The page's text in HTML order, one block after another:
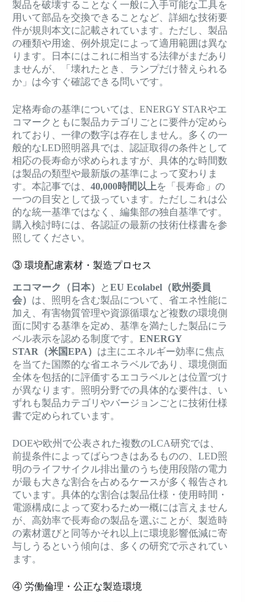
製品を破壊することなく一般に入手可能な工具を
用いて部品を交換できることなど、詳細な技術要
件が規則本文に記載されています。ただし、製品
の種類や用途、例外規定によって適用範囲は異な
ります。日本にはこれに相当する法律がまだあり
ませんが、「壊れたとき、ランプだけ替えられる
か」は今すぐ確認できる問いです。
定格寿命の基準については、ENERGY STARやエ
コマークともに製品カテゴリごとに要件が定めら
れており、一律の数字は存在しません。多くの一
般的なLED照明器具では、認証取得の条件として
相応の長寿命が求められますが、具体的な時間数
は製品の類型や最新版の基準によって変わりま
す。本記事では、 40,000時間以上を「長寿命」の
一つの目安として扱っています。ただしこれは公
的な統一基準ではなく、編集部の独自基準です。
購入検討時には、各認証の最新の技術仕様書を参
照してください。
③ 環境配慮素材・製造プロセス
エコマーク（日本） とEU Ecolabel（欧州委員
会） は、照明を含む製品について、省エネ性能に
加え、有害物質管理や資源循環など複数の環境側
面に関する基準を定め、基準を満たした製品にラ
ベル表示を認める制度です。 ENERGY
STAR（米国EPA） は主にエネルギー効率に焦点
を当てた国際的な省エネラベルであり、環境側面
全体を包括的に評価するエコラベルとは位置づけ
が異なります。照明分野での具体的な要件は、い
ずれも製品カテゴリやバージョンごとに技術仕様
書で定められています。
DOEや欧州で公表された複数のLCA研究では、
前提条件によってばらつきはあるものの、LED照
明のライフサイクル排出量のうち使用段階の電力
が最も大きな割合を占めるケースが多く報告され
ています。具体的な割合は製品仕様・使用時間・
電源構成によって変わるため一概には言えません
が、高効率で長寿命の製品を選ぶことが、製造時
の素材選びと同等かそれ以上に環境影響低減に寄
与しうるという傾向は、多くの研究で示されてい
ます。
④ 労働倫理・公正な製造環境